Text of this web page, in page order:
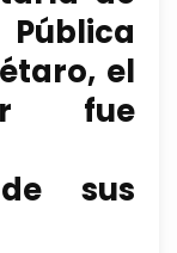
el
fue
sus